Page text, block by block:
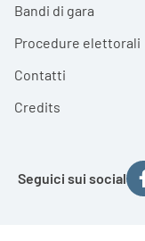
Bandi di gara
Procedure elettorali
Contatti
Credits
Seguici sui social